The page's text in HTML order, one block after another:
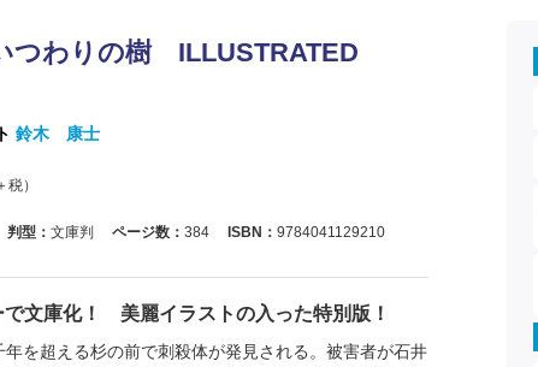
つわりの樹 ILLUSTRATED
鈴木 康士
税）
判型： 文庫判 ページ数： 384 ISBN： 9784041129210
文庫化！ 美麗イラストの入った特別版！
を超える杉の前で刺殺体が発見される。被害者が石井